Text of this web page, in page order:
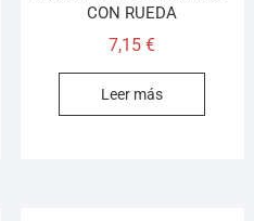
CON RUEDA
7,15€
Leer más